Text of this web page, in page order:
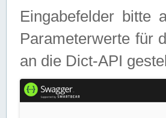
Eingabefelder bitte
Parameterwerte für
an die Dict-API